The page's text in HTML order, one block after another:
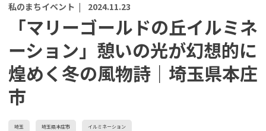
私のまちイベント | 2024.11.23
「マリーゴールドの丘イルミネ
ーション」憩いの光が幻想的に
煌めく冬の風物詩｜埼玉県本庄
市
埼玉 埼玉県本庄市 イルミネーション